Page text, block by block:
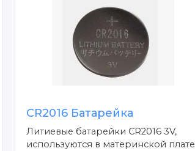
CR2016 Батарейка
Литиевые батарейки CR2016 3V,
используются в материнской плате